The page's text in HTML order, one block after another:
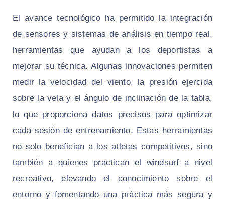
El avance tecnológico ha permitido la integración
de sensores y sistemas de análisis en tiempo real,
herramientas que ayudan a los deportistas a
mejorar su técnica. Algunas innovaciones permiten
medir la velocidad del viento, la presión ejercida
sobre la vela y el ángulo de inclinación de la tabla,
lo que proporciona datos precisos para optimizar
cada sesión de entrenamiento. Estas herramientas
no solo benefician a los atletas competitivos, sino
también a quienes practican el windsurf a nivel
recreativo, elevando el conocimiento sobre el
entorno y fomentando una práctica más segura y